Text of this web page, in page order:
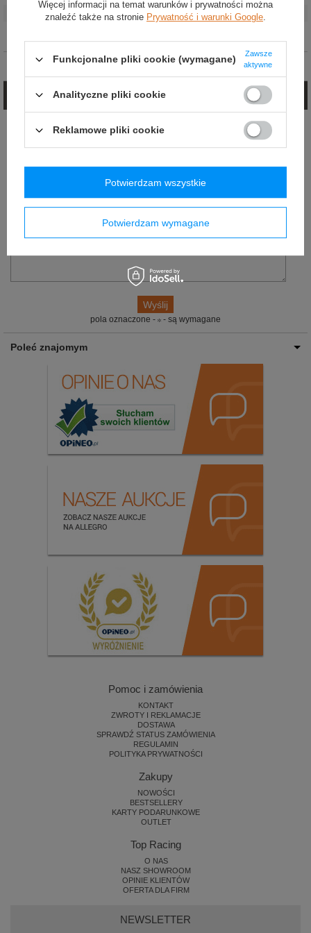
Wysokość:
50 cm
Opinie (0)
Zadaj pytanie
Jeżeli powyższy opis jest dla Ciebie niewystarczający, prześlij nam swoje
pytanie odnośnie tego produktu. Postaramy się odpowiedzieć tak szybko jak
tylko będzie to możliwe.
Pytanie:
pola oznaczone - - są wymagane
Poleć znajomym
Pomoc i zamówienia
KONTAKT
ZWROTY I REKLAMACJE
DOSTAWA
SPRAWDŹ STATUS ZAMÓWIENIA
REGULAMIN
POLITYKA PRYWATNOŚCI
Zakupy
NOWOŚCI
BESTSELLERY
KARTY PODARUNKOWE
OUTLET
Top Racing
O NAS
NASZ SHOWROOM
OPINIE KLIENTÓW
OFERTA DLA FIRM
NEWSLETTER
Więcej informacji na temat warunków i prywatności można
znaleźć także na stronie Prywatność i warunki Google.
Funkcjonalne pliki cookie (wymagane)
Zawsze
aktywne
Analityczne pliki cookie
Reklamowe pliki cookie
Potwierdzam wymagane
Potwierdzam wszystkie